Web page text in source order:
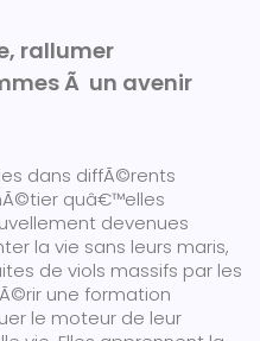
rallumer
Ã un avenir
dans diffÃ©rents
quâ€™elles
devenues
la vie sans leurs maris,
de viols massifs par les
une formation
le moteur de leur